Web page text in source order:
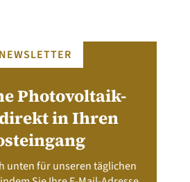
NEWSLETTER
Photovoltaik-
in Ihren
unten für unseren täglichen